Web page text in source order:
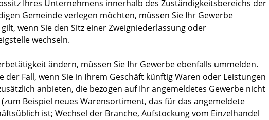
Ihres Unternehmens innerhalb des Zuständigkeitsbereichs der
Gemeinde verlegen möchten, müssen Sie Ihr Gewerbe
wenn Sie den Sitz einer Zweigniederlassung oder
wechseln.
ändern, müssen Sie Ihr Gewerbe ebenfalls ummelden.
der Fall, wenn Sie in Ihrem Geschäft künftig Waren oder Leistungen
anbieten, die bezogen auf Ihr angemeldetes Gewerbe nicht
Beispiel neues Warensortiment, das für das angemeldete
ist; Wechsel der Branche, Aufstockung vom Einzelhandel